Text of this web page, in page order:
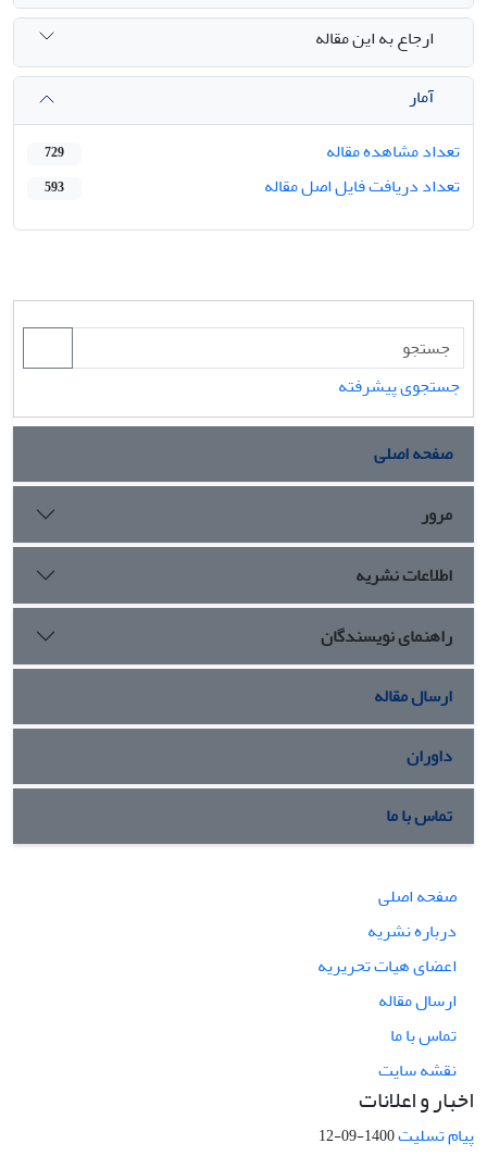
ارجاع به این مقاله
آمار
تعداد مشاهده مقاله
729
تعداد دریافت فایل اصل مقاله 593
جستجوی پیشرفته
صفحه اصلی
مرور
اطلاعات نشریه
راهنمای نویسندگان
ارسال مقاله
داوران
تماس با ما
صفحه اصلی
درباره نشریه
اعضای هیات تحریریه
ارسال مقاله
تماس با ما
نقشه سایت
اخبار و اعلانات
پیام تسلیت1400-09-12